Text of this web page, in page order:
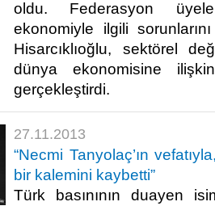
oldu. Federasyon
ekonomiyle ilgili
Hisarcıklıoğlu, sektörel
dünya ekonomisine
gerçekleştirdi.​
27.11.2013
“Necmi Tanyolaç’ın
bir kalemini kaybetti”
Türk basınının duayen